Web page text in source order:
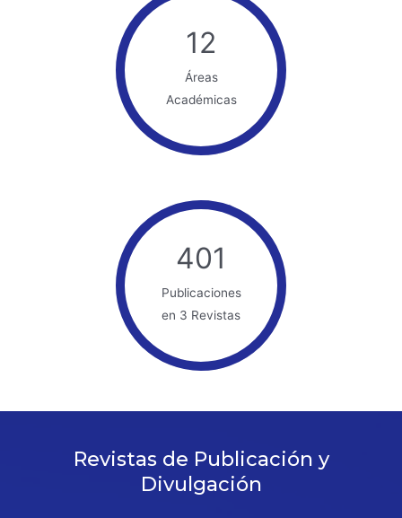
12
Áreas
Académicas
401
Publicaciones
en 3 Revistas
Revistas de Publicación y
Divulgación